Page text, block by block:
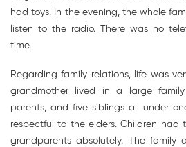
had toys. In the evening, the whole
listen to the radio. There was no
time.
Regarding family relations, life was
grandmother lived in a large
parents, and five siblings all under
respectful to the elders. Children had
grandparents absolutely. The family